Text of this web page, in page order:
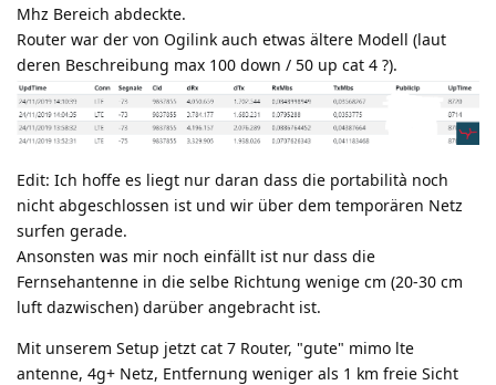
Mhz Bereich abdeckte.
Router war der von Ogilink auch etwas ältere Modell (laut
deren Beschreibung max 100 down / 50 up cat 4 ?).
Edit: Ich hoffe es liegt nur daran dass die portabilità noch
nicht abgeschlossen ist und wir über dem temporären Netz
surfen gerade.
Ansonsten was mir noch einfällt ist nur dass die
Fernsehantenne in die selbe Richtung wenige cm (20-30 cm
luft dazwischen) darüber angebracht ist.
Mit unserem Setup jetzt cat 7 Router, "gute" mimo lte
antenne, 4g+ Netz, Entfernung weniger als 1 km freie Sicht